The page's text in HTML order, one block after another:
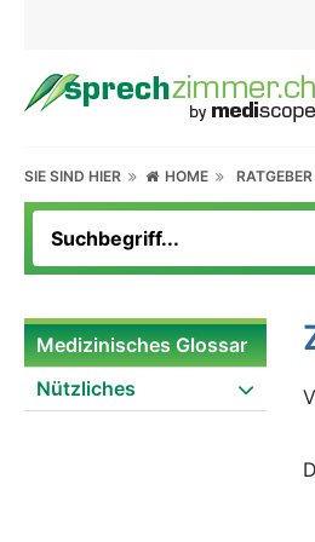
SIE SIND HIER HOME RATGEBER
Medizinisches Glossar
Nützliches